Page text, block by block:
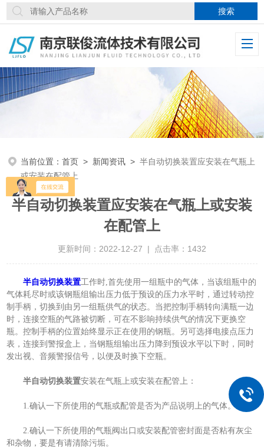
当前位置：首页 > 新闻资讯 >半自动切换装置应安装在气瓶上
或安装在配管上
半自动切换装置应安装在气瓶上或安装
在配管上
更新时间：2022-12-27 | 点击率：1432
半自动切换装置工作时,首先使用一组瓶中的气体，当该组瓶中的
气体耗尽时或该钢瓶组输出压力低于预设的压力水平时，通过转动控
制手柄，切换到由另一组瓶供气的状态。当把控制手柄转向满瓶一边
时，连接空瓶的气路被切断，可在不影响持续供气的情况下更换空
瓶。控制手柄的位置始终显示正在使用的钢瓶。另可选择电接点压力
表，连接到警报盒上，当钢瓶组输出压力降到预设水平以下时，同时
发出视、音频警报信号，以便及时换下空瓶。
半自动切换装置安装在气瓶上或安装在配管上：
1.确认一下所使用的气瓶或配管是否为产品说明上的气体。
2.确认一下所使用的气瓶阀出口或安装配管密封面是否粘有灰尘
和杂物，要是有请清除污垢。